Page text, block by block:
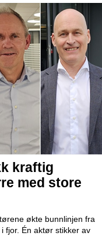
kraftig
med store
økte bunnlinjen fra
fjor. Én aktør stikker av